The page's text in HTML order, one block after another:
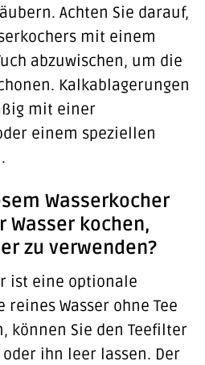
Achten Sie darauf,
mit einem
abzuwischen, um die
Kalkablagerungen
mit einer
einem speziellen
Wasserkocher
Wasser kochen,
zu verwenden?
ist eine optionale
reines Wasser ohne Tee
können Sie den Teefilter
ihn leer lassen. Der